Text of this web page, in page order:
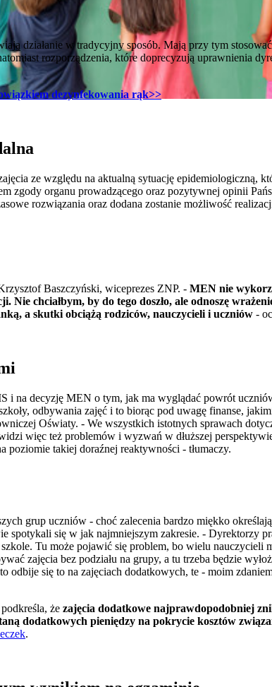
działanie w tradycyjny sposób. Mają przy tym
rozporządzenia, które doprecyzują uprawnienia
dezynfekowania rąk>>
ze względu na aktualną sytuację epidemiologiczną,
zgody organu prowadzącego oraz pozytywnej opinii
rozwiązania oraz dodana zostanie możliwość
Baszczyński, wiceprezes ZNP. - MEN nie
Nie chciałbym, by do tego doszło, ale odnoszę
a skutki obciążą rodziców, nauczycieli i uczniów -
i na decyzję MEN o tym, jak ma wyglądać powrót
odbywania zajęć i to biorąc pod uwagę finanse,
Oświaty. - We wszystkich istotnych sprawach
więc też problemów i wyzwań w dłuższej
poziomie takiej doraźnej reaktywności - tłumaczy.
grup uczniów - choć zalecenia bardzo miękko
spotykali się w jak najmniejszym zakresie. - Dyrektorzy
Tu może pojawić się problem, bo wielu nauczycieli
zajęcia bez podziału na grupy, a tu trzeba będzie
odbije się to na zajęciach dodatkowych, te - moim
że zajęcia dodatkowe najprawdopodobniej
dodatkowych pieniędzy na pokrycie kosztów
.